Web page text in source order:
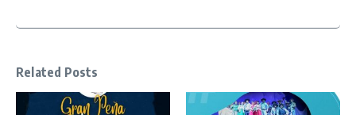
Related Posts